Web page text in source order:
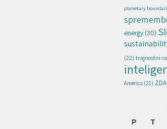
planetary
energy (30)
(22) trajnostni
America (21) ZDA
P
T